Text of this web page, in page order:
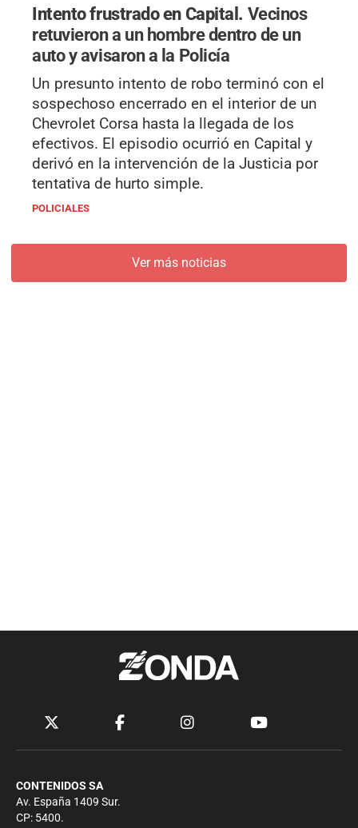
Intento frustrado en Capital. Vecinos
retuvieron a un hombre dentro de un
auto y avisaron a la Policía
Un presunto intento de robo terminó con el
sospechoso encerrado en el interior de un
Chevrolet Corsa hasta la llegada de los
efectivos. El episodio ocurrió en Capital y
derivó en la intervención de la Justicia por
tentativa de hurto simple.
POLICIALES
Ver más noticias
CONTENIDOS SA
Av. España 1409 Sur.
CP: 5400.